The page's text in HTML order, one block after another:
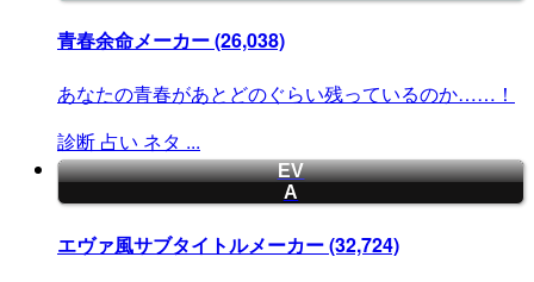
青春余命メーカー(26,038)
あなたの青春があとどのぐらい残っているのか……！
診断 占い ネタ ...
EV
A
エヴァ風サブタイトルメーカー(32,724)